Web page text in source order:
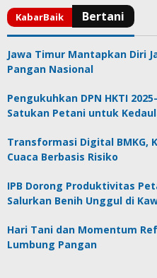
Jawa Timur Mantapkan Diri
Pangan Nasional
Pengukuhkan DPN HKTI
Satukan Petani untuk
Transformasi Digital BMKG,
Cuaca Berbasis Risiko
IPB Dorong Produktivitas
Salurkan Benih Unggul di
Hari Tani dan Momentum
Lumbung Pangan